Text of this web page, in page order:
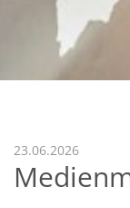
23.06.2026